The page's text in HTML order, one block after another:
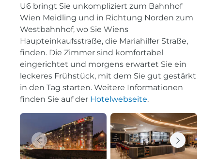
U6 bringt Sie unkompliziert zum Bahnhof
Wien Meidling und in Richtung Norden zum
Westbahnhof, wo Sie Wiens
Haupteinkaufsstraße, die Mariahilfer Straße,
finden. Die Zimmer sind komfortabel
eingerichtet und morgens erwartet Sie ein
leckeres Frühstück, mit dem Sie gut gestärkt
in den Tag starten. Weitere Informationen
finden Sie auf der Hotelwebseite.